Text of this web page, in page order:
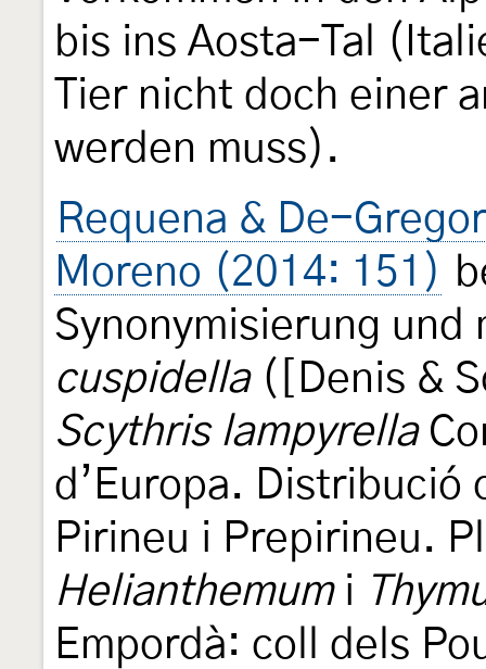
bis ins Aosta-Tal
Tier nicht doch einer
werden muss).
Requena & De-
Moreno (2014: 151)
Synonymisierung und
cuspidella([Denis &
Scythris lampyrella
d’Europa. Distribució
Pirineu i Prepirineu.
Helianthemumi
Empordà: coll dels